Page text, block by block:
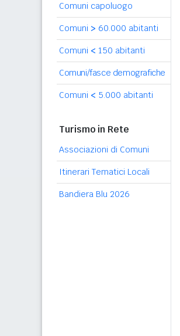
Comuni capoluogo
Comuni > 60.000 abitanti
Comuni < 150 abitanti
Comuni/fasce demografiche
Comuni < 5.000 abitanti
Turismo in Rete
Associazioni di Comuni
Itinerari Tematici Locali
Bandiera Blu 2026